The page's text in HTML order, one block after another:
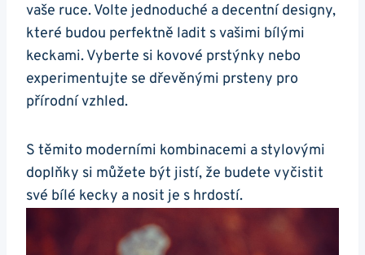
vaše ruce. Volte jednoduché a decentní‌ designy,
které budou perfektně ladit s vašimi bílými
keckami. Vyberte si kovové ⁣prstýnky nebo
experimentujte se dřevěnými prsteny pro
přírodní vzhled.
S ⁢těmito moderními kombinacemi a stylovými
doplňky si můžete být ⁢jistí, že budete vyčistit‍
své bílé kecky ​a nosit⁢ je s hrdostí.